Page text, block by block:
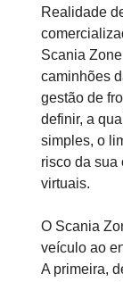
Realidade
Scania
caminhões
gestão de
definir, a
simples, o
risco da sua
virtuais.
O Scania
veículo ao
A primeira,